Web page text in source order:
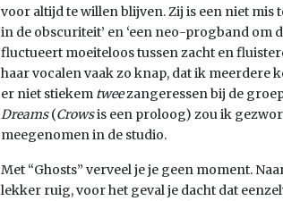
voor altijd te willen blijven. Zij is een niet mis
in de obscuriteit’ en ‘een neo-progband om
fluctueert moeiteloos tussen zacht en
haar vocalen vaak zo knap, dat ik meerdere
er niet stiekem tweezangeressen bij de
Dreams(Crowsis een proloog) zou ik
meegenomen in de studio.
Met “Ghosts” verveel je je geen moment.
lekker ruig, voor het geval je dacht dat